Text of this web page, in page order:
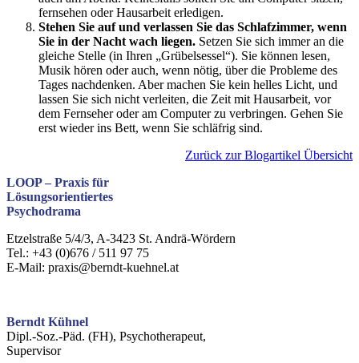
fernsehen oder Hausarbeit erledigen.
Stehen Sie auf und verlassen Sie das Schlafzimmer, wenn
Sie in der Nacht wach liegen. Setzen Sie sich immer an die
gleiche Stelle (in Ihren „Grübelsessel“). Sie können lesen,
Musik hören oder auch, wenn nötig, über die Probleme des
Tages nachdenken. Aber machen Sie kein helles Licht, und
lassen Sie sich nicht verleiten, die Zeit mit Hausarbeit, vor
dem Fernseher oder am Computer zu verbringen. Gehen Sie
erst wieder ins Bett, wenn Sie schläfrig sind.
Zurück zur Blogartikel Übersicht
LOOP – Praxis für
Lösungsorientiertes
Psychodrama
Etzelstraße 5/4/3, A-3423 St. Andrä-Wördern
Tel.: +43 (0)676 / 511 97 75
E-Mail: praxis@berndt-kuehnel.at
Berndt Kühnel
Dipl.-Soz.-Päd. (FH), Psychotherapeut,
Supervisor